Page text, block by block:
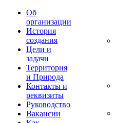
Об
организации
История
создания
Цели и
задачи
Территория
и Природа
Контакты и
реквизиты
Руководство
Вакансии